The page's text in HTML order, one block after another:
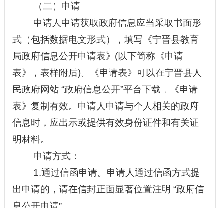
（二）申请
申请人申请获取政府信息应当采取书面形
式（包括数据电文形式），填写《宁晋县教育
局政府信息公开申请表》(以下简称《申请
表》，表样附后)。《申请表》可以在宁晋县人
民政府网站 “政府信息公开”平台下载，《申请
表》复制有效。申请人申请与个人相关的政府
信息时，应出示或提供有效身份证件和有关证
明材料。
申请方式：
1.通过信函申请。申请人通过信函方式提
出申请的，请在信封正面显著位置注明 “政府信
息公开申请”。